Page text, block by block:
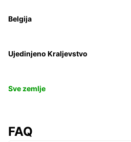
Belgija
Ujedinjeno Kraljevstvo
Sve zemlje
FAQ